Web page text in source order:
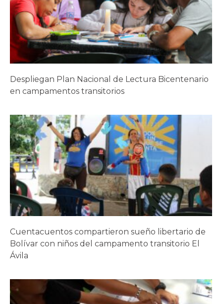
Despliegan Plan Nacional de Lectura Bicentenario
en campamentos transitorios
Cuentacuentos compartieron sueño libertario de
Bolívar con niños del campamento transitorio El
Ávila